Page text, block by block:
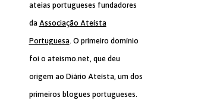
ateias portugueses fundadores
da Associação Ateísta
Portuguesa. O primeiro domínio
foi o ateismo.net, que deu
origem ao Diário Ateísta, um dos
primeiros blogues portugueses.